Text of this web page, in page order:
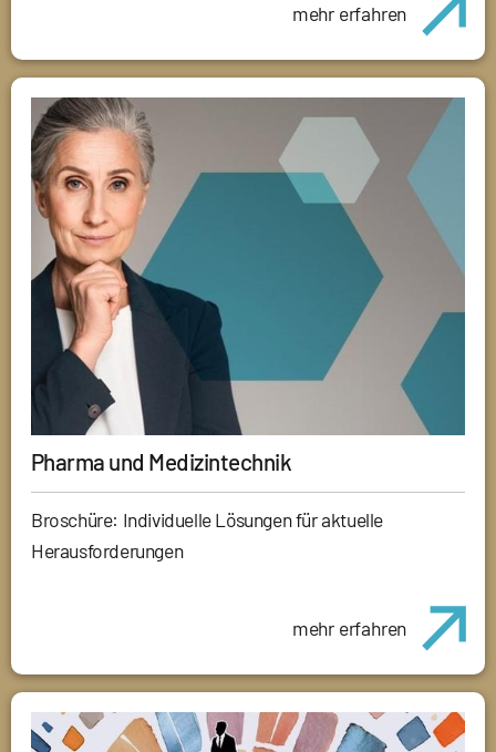
mehr erfahren
Pharma und Medizintechnik
Broschüre: Individuelle Lösungen für aktuelle
Herausforderungen
mehr erfahren